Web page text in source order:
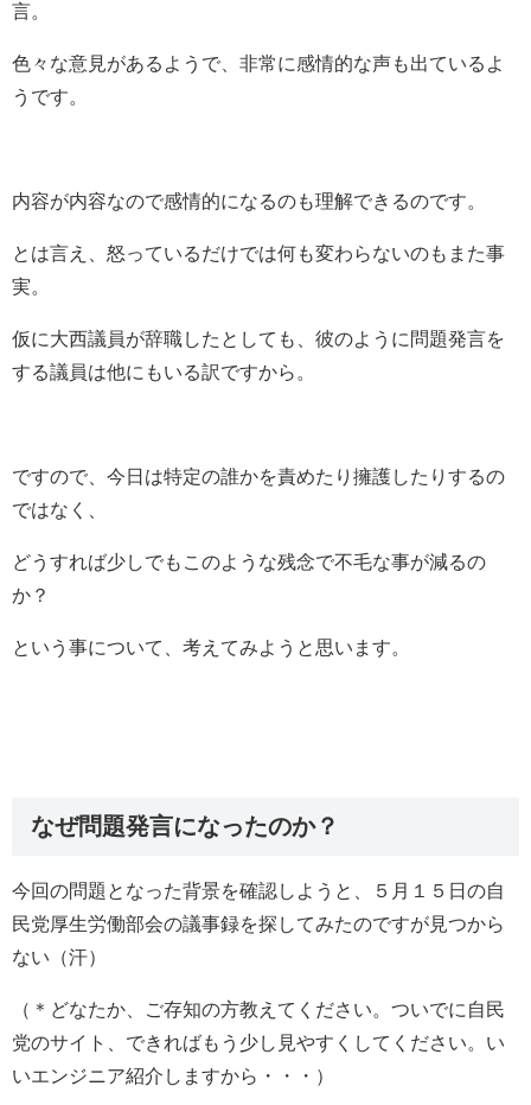
言。
色々な意見があるようで、非常に感情的な声も出ているよ
うです。
内容が内容なので感情的になるのも理解できるのです。
とは言え、怒っているだけでは何も変わらないのもまた事
実。
仮に大西議員が辞職したとしても、彼のように問題発言を
する議員は他にもいる訳ですから。
ですので、今日は特定の誰かを責めたり擁護したりするの
ではなく、
どうすれば少しでもこのような残念で不毛な事が減るの
か？
という事について、考えてみようと思います。
なぜ問題発言になったのか？
今回の問題となった背景を確認しようと、５月１５日の自
民党厚生労働部会の議事録を探してみたのですが見つから
ない（汗）
（＊どなたか、ご存知の方教えてください。ついでに自民
党のサイト、できればもう少し見やすくしてください。い
いエンジニア紹介しますから・・・）